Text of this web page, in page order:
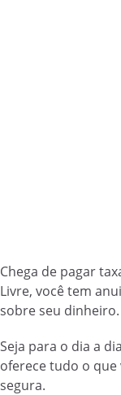
Chega de pagar
Livre, você tem
sobre seu dinheiro.
Seja para o dia a
oferece tudo o
segura.